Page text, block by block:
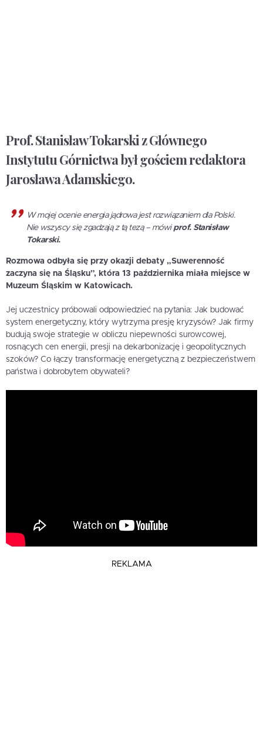
Prof. Stanisław Tokarski z Głównego
Instytutu Górnictwa był gościem redaktora
Jarosława Adamskiego.
W mojej ocenie energia jądrowa jest rozwiązaniem dla Polski.
Nie wszyscy się zgadzają z tą tezą – mówi prof. Stanisław
Tokarski.
Rozmowa odbyła się przy okazji debaty „Suwerenność
zaczyna się na Śląsku”, która 13 października miała miejsce w
Muzeum Śląskim w Katowicach.
Jej uczestnicy próbowali odpowiedzieć na pytania: Jak budować
system energetyczny, który wytrzyma presję kryzysów? Jak firmy
budują swoje strategie w obliczu niepewności surowcowej,
rosnących cen energii, presji na dekarbonizację i geopolitycznych
szoków? Co łączy transformację energetyczną z bezpieczeństwem
państwa i dobrobytem obywateli?
REKLAMA